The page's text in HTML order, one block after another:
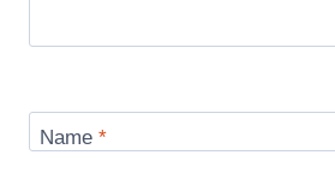
Name *